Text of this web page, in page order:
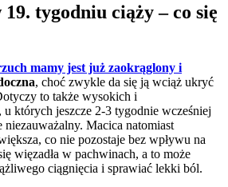
19. tygodniu ciąży – co się
mamy jest już zaokrąglony i
, choć zwykle da się ją wciąż ukryć
to także wysokich i
których jeszcze 2-3 tygodnie wcześniej
niezauważalny. Macica natomiast
co nie pozostaje bez wpływu na
więzadła w pachwinach, a to może
ciągnięcia i sprawiać lekki ból.